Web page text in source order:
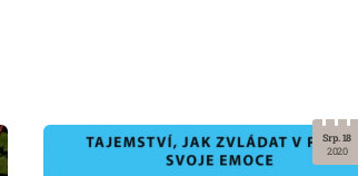
Srp. 18
2020